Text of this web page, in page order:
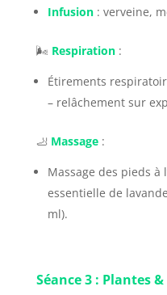
Infusion: verveine,
🌬️ Respiration:
Étirements
– relâchement sur
🦶 Massage:
Massage des pieds à
essentielle de
ml).
Séance 3 : Plantes